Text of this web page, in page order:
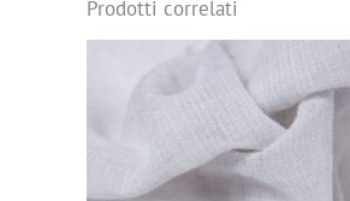
Prodotti correlati